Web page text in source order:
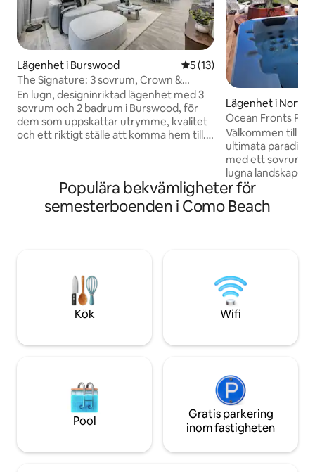
Lägenhet i Burswood 5 av 5 i genomsnittligt
5 (13)
The Signature: 3 sovrum, Crown &
Stadium, takterrass med grill
En lugn, designinriktad lägenhet med 3
sovrum och 2 badrum i Burswood, för
dem som uppskattar utrymme, kvalitet
och ett riktigt ställe att komma hem till.
utrustat kök och egen balkong. Lounge
på taket och matställen och nöjesliv i
världsklass utanför dörren. Säker
par och familjer
Lägenhet i North
Ocean Fronts
Välkommen till
ultimata paradis.
med ett sovrum
lugna landskapet
och är perfekt för
njuta av de finare
ut och ha ett
från en snabb
att njuta av solen
under fötterna.
Populära bekvämligheter för
semesterboenden i Como Beach
Kök Wifi
Pool
Gratis parkering
inom fastigheten